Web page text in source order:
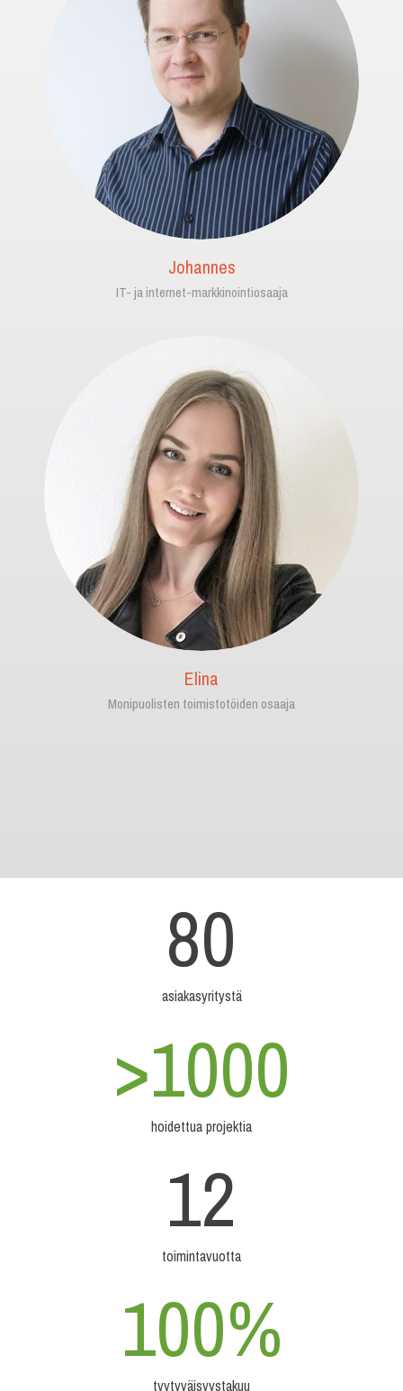
Johannes
IT- ja internet-markkinointiosaaja
Elina
Monipuolisten toimistotöiden osaaja
80
asiakasyritystä
>1000
hoidettua projektia
12
toimintavuotta
100%
tyytyväisyystakuu